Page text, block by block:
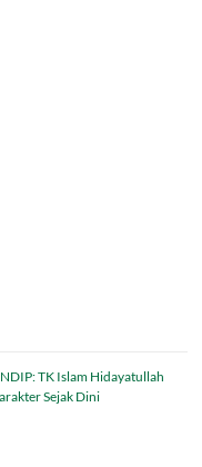
TK Islam Hidayatullah
Sejak Dini